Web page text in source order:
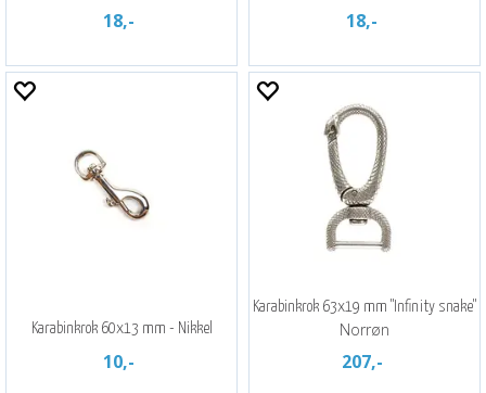
18,- 18,-
Karabinkrok 60x13 mm - Nikkel
10,-
Karabinkrok 63x19 mm "Infinity snake"
Norrøn
207,-